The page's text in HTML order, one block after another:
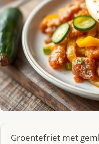
Groentefriet met